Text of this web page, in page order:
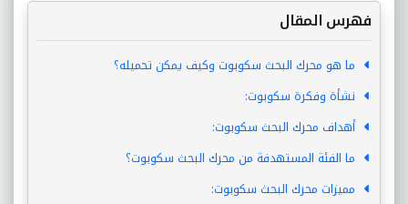
فهرس المقال
ما هو محرك البحث سكوبوت وكيف يمكن تحميله؟
نشأة وفكرة سكوبوت:
أهداف محرك البحث سكوبوت:
ما الفئة المستهدفة من محرك البحث سكوبوت؟
مميزات محرك البحث سكوبوت: